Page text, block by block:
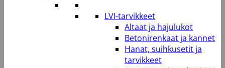
LVI-tarvikkeet
Altaat ja hajulukot
Betonirenkaat ja kannet
Hanat, suihkusetit ja
tarvikkeet